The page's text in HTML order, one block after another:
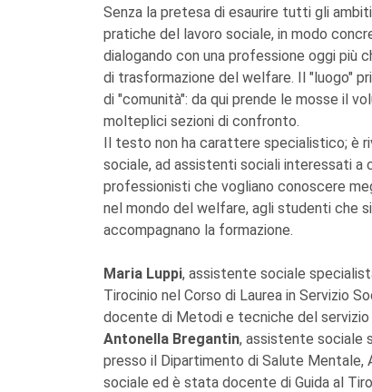
Senza la pretesa di esaurire tutti gli
pratiche del lavoro sociale, in modo
dialogando con una professione oggi più
di trasformazione del welfare. Il "luogo"
di "comunità": da qui prende le mosse il
molteplici sezioni di confronto.
Il testo non ha carattere specialistico; è
sociale, ad assistenti sociali interessati a
professionisti che vogliano conoscere
nel mondo del welfare, agli studenti che
accompagnano la formazione.
Maria Luppi, assistente sociale
Tirocinio nel Corso di Laurea in Servizio
docente di Metodi e tecniche del servizio
Antonella Bregantin, assistente sociale
presso il Dipartimento di Salute Mentale,
sociale ed è stata docente di Guida al